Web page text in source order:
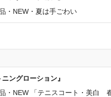
・NEW・夏は手ごわい
ングローション』
・NEW 「テニスコート・美白